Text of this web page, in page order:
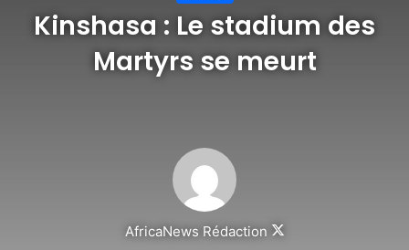
Kinshasa : Le stadium des
Martyrs se meurt
AfricaNews Rédaction
Follow